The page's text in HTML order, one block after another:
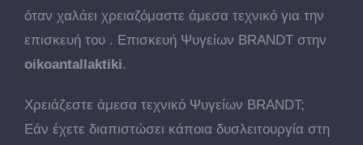
όταν χαλάει χρειαζόμαστε άμεσα τεχνικό για την
επισκευή του . Επισκευή Ψυγείων BRANDT στην
oikoantallaktiki.
Χρειάζεστε άμεσα τεχνικό Ψυγείων BRANDT;
Εάν έχετε διαπιστώσει κάποια δυσλειτουργία στη